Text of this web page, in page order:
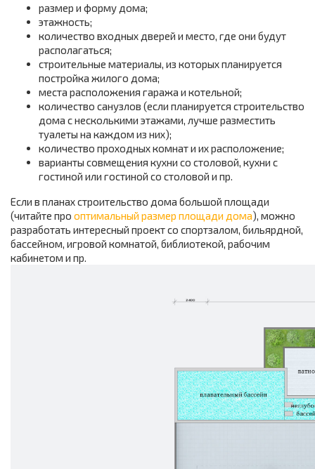
размер и форму дома;
этажность;
количество входных дверей и место, где они будут
располагаться;
строительные материалы, из которых планируется
постройка жилого дома;
места расположения гаража и котельной;
количество санузлов (если планируется строительство
дома с несколькими этажами, лучше разместить
туалеты на каждом из них);
количество проходных комнат и их расположение;
варианты совмещения кухни со столовой, кухни с
гостиной или гостиной со столовой и пр.
Если в планах строительство дома большой площади
(читайте про оптимальный размер площади дома), можно
разработать интересный проект со спортзалом, бильярдной,
бассейном, игровой комнатой, библиотекой, рабочим
кабинетом и пр.